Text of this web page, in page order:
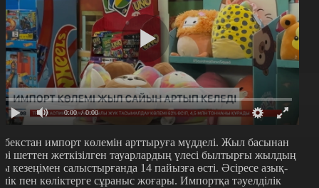
0:00 / 0:00
импорт көлемін арттыруға мүдделі. Жыл басынан
шеттен жеткізілген тауарлардың үлесі былтырғы жылдың
кезеңімен салыстырғанда 14 пайызға өсті. Әсіресе азық-
пен көліктерге сұраныс жоғары. Импортқа тәуелділік